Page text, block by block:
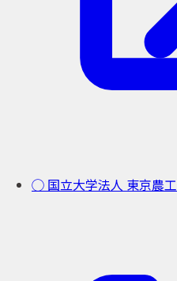
◯ 国立大学法人 東京農